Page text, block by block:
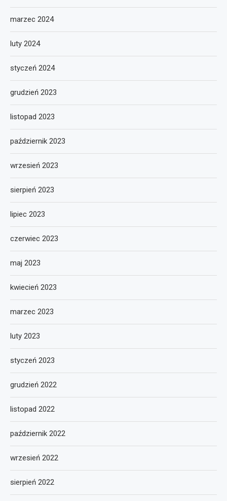
marzec 2024
luty 2024
styczeń 2024
grudzień 2023
listopad 2023
październik 2023
wrzesień 2023
sierpień 2023
lipiec 2023
czerwiec 2023
maj 2023
kwiecień 2023
marzec 2023
luty 2023
styczeń 2023
grudzień 2022
listopad 2022
październik 2022
wrzesień 2022
sierpień 2022